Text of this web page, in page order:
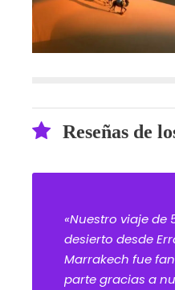
Reseñas de
«Nuestro viaje de
desierto desde
Marrakech fue
parte gracias a